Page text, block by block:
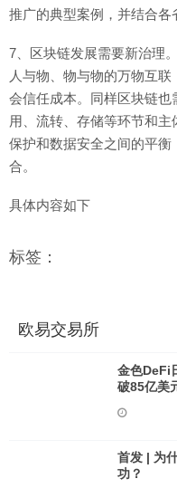
推广的典型案例，并结合各
7、区块链发展需要新治理
人与物、物与物的万物互
会信任成本。同样区块链
用、流转、存储等环节和
保护和数据安全之间的平
合。
具体内容如下
标签：
欧易交易所
金色DeFi
破85亿美
首发 | 为
功？